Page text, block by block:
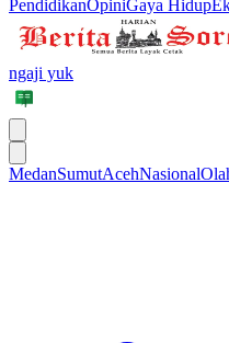
PendidikanOpiniGaya Hidup
ngaji yuk
MedanSumutAcehNasional